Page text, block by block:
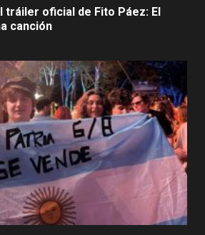
tráiler oficial de Fito Páez: El
canción